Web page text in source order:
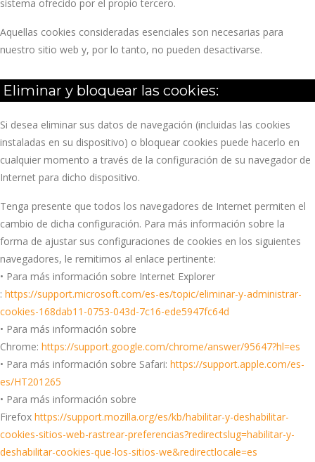
sistema ofrecido por el propio tercero.
Aquellas cookies consideradas esenciales son necesarias para
nuestro sitio web y, por lo tanto, no pueden desactivarse.
Eliminar y bloquear las cookies:
Si desea eliminar sus datos de navegación (incluidas las cookies
instaladas en su dispositivo) o bloquear cookies puede hacerlo en
cualquier momento a través de la configuración de su navegador de
Internet para dicho dispositivo.
Tenga presente que todos los navegadores de Internet permiten el
cambio de dicha configuración. Para más información sobre la
forma de ajustar sus configuraciones de cookies en los siguientes
navegadores, le remitimos al enlace pertinente:
• Para más información sobre Internet Explorer
: https://support.microsoft.com/es-es/topic/eliminar-y-administrar-
cookies-168dab11-0753-043d-7c16-ede5947fc64d
• Para más información sobre
Chrome: https://support.google.com/chrome/answer/95647?hl=es
• Para más información sobre Safari: https://support.apple.com/es-
es/HT201265
• Para más información sobre
Firefox https://support.mozilla.org/es/kb/habilitar-y-deshabilitar-
cookies-sitios-web-rastrear-preferencias?redirectslug=habilitar-y-
deshabilitar-cookies-que-los-sitios-we&redirectlocale=es